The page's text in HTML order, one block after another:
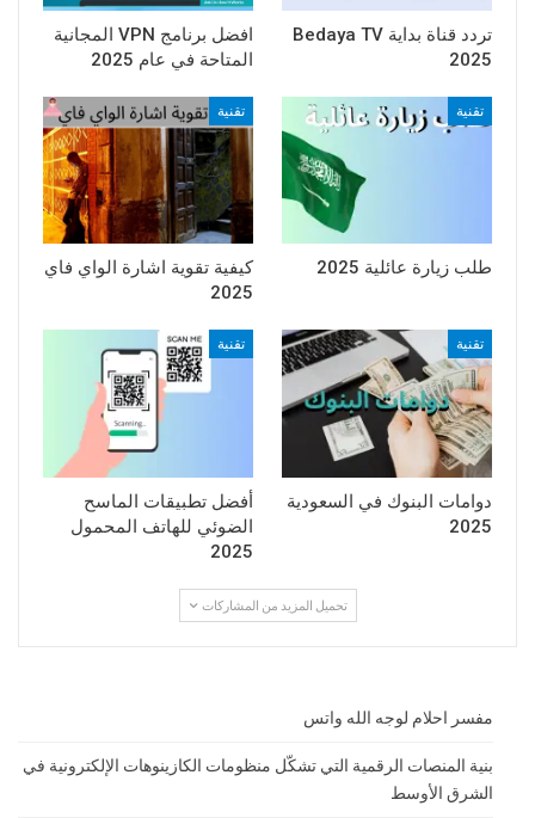
تردد قناة بداية Bedaya TV
2025
افضل برنامج VPN المجانية
المتاحة في عام 2025
تقنية
طلب زيارة عائلية 2025
تقنية
كيفية تقوية اشارة الواي فاي
2025
تقنية
دوامات البنوك في السعودية
2025
تقنية
أفضل تطبيقات الماسح
الضوئي للهاتف المحمول
2025
تحميل المزيد من المشاركات
مفسر احلام لوجه الله واتس
بنية المنصات الرقمية التي تشكّل منظومات الكازينوهات الإلكترونية في
الشرق الأوسط